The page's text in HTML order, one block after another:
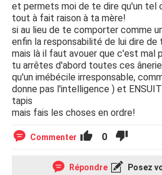
et permets moi de te dire qu'un tel
tout à fait raison à ta mère!
si au lieu de te comporter comme
enfin la responsabilité de lui dire
mais là il faut avouer que c'est mal
tu arrêtes d'abord toutes ces
qu'un imébécile irresponsable,
donne pas l'intelligence ) et
tapis
mais fais les choses en ordre!
Commenter 0
Répondre Posez